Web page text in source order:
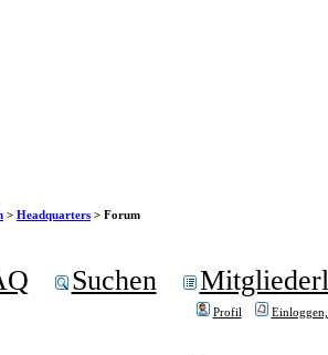
> Headquarters > Forum
Suchen
Profil